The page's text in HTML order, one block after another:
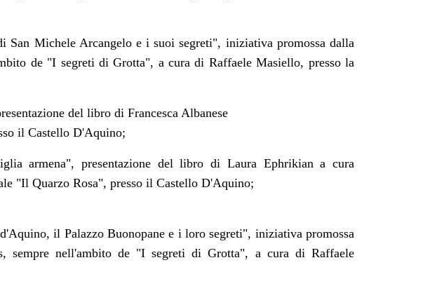
San Michele Arcangelo e i suoi segreti", iniziativa promossa dalla
de "I segreti di Grotta", a cura di Raffaele Masiello, presso la
del libro di Francesca Albanese
il Castello D'Aquino;
armena", presentazione del libro di Laura Ephrikian a cura
"Il Quarzo Rosa", presso il Castello D'Aquino;
il Palazzo Buonopane e i loro segreti", iniziativa promossa
sempre nell'ambito de "I segreti di Grotta", a cura di Raffaele